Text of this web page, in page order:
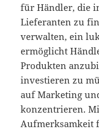
für Händler, die
Lieferanten zu
verwalten, ein
ermöglicht
Produkten
investieren zu
auf Marketing
konzentrieren.
Aufmerksamkeit